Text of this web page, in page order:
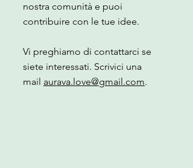
nostra comunità e puoi
contribuire con le tue idee.
Vi preghiamo di contattarci se
siete interessati. Scrivici una
mail aurava.love@gmail.com.